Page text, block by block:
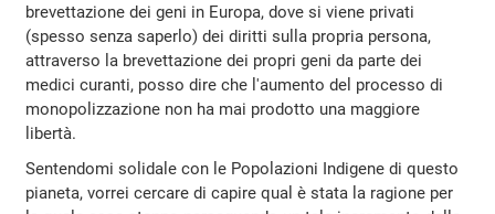
brevettazione dei geni in Europa, dove si viene privati
(spesso senza saperlo) dei diritti sulla propria persona,
attraverso la brevettazione dei propri geni da parte dei
medici curanti, posso dire che l'aumento del processo di
monopolizzazione non ha mai prodotto una maggiore
libertà.
Sentendomi solidale con le Popolazioni Indigene di questo
pianeta, vorrei cercare di capire qual è stata la ragione per